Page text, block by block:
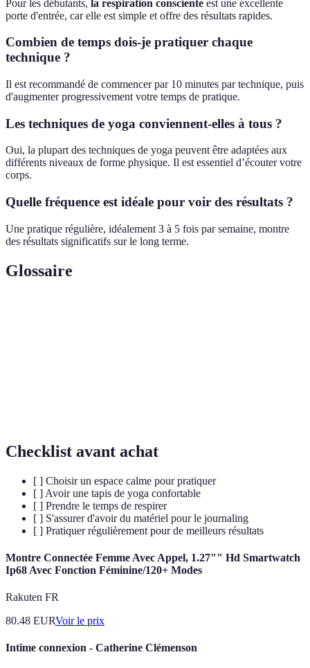
Pour les débutants, la respiration consciente est une excellente
porte d'entrée, car elle est simple et offre des résultats rapides.
Combien de temps dois-je pratiquer chaque
technique ?
Il est recommandé de commencer par 10 minutes par technique, puis
d'augmenter progressivement votre temps de pratique.
Les techniques de yoga conviennent-elles à tous ?
Oui, la plupart des techniques de yoga peuvent être adaptées aux
différents niveaux de forme physique. Il est essentiel d’écouter votre
corps.
Quelle fréquence est idéale pour voir des résultats ?
Une pratique régulière, idéalement 3 à 5 fois par semaine, montre
des résultats significatifs sur le long terme.
Glossaire
Checklist avant achat
[ ] Choisir un espace calme pour pratiquer
[ ] Avoir une tapis de yoga confortable
[ ] Prendre le temps de respirer
[ ] S'assurer d'avoir du matériel pour le journaling
[ ] Pratiquer régulièrement pour de meilleurs résultats
Montre Connectée Femme Avec Appel, 1.27"" Hd Smartwatch
Ip68 Avec Fonction Féminine/120+ Modes
Rakuten FR
80.48 EURVoir le prix
Intime connexion - Catherine Clémenson